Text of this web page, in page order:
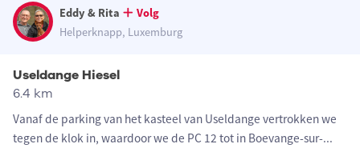
Eddy & Rita
Volg
Helperknapp, Luxemburg
Useldange Hiesel
6.4 km
Vanaf de parking van het kasteel van Useldange vertrokken we
tegen de klok in, waardoor we de PC 12 tot in Boevange-sur-...